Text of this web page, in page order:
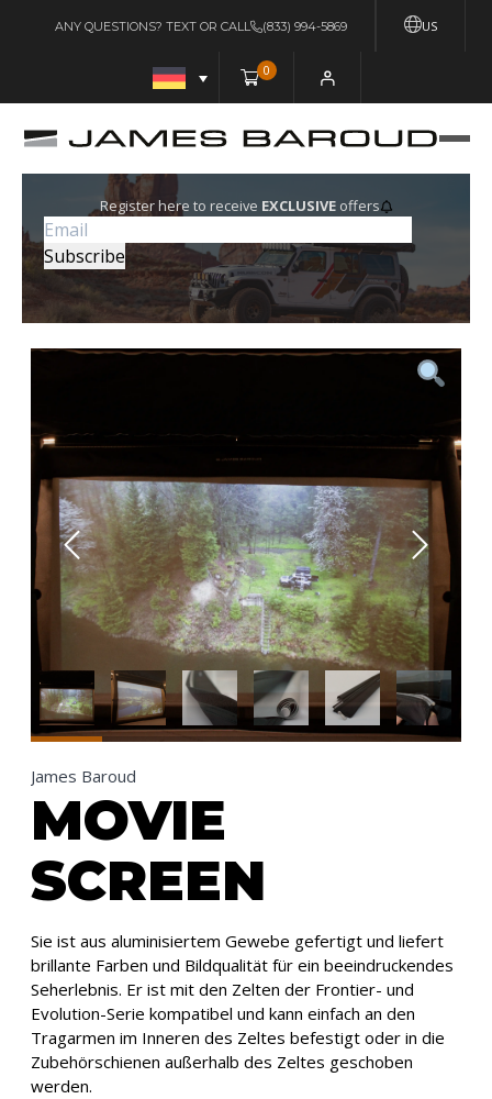
US
ANY QUESTIONS? TEXT OR CALL (833) 994-5869
0
Register here to receive EXCLUSIVEoffers
James Baroud
MOVIE
SCREEN
Sie ist aus aluminisiertem Gewebe gefertigt und liefert
brillante Farben und Bildqualität für ein beeindruckendes
Seherlebnis. Er ist mit den Zelten der Frontier- und
Evolution-Serie kompatibel und kann einfach an den
Tragarmen im Inneren des Zeltes befestigt oder in die
Zubehörschienen außerhalb des Zeltes geschoben
werden.